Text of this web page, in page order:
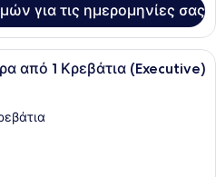
για τις ημερομηνίες σας
Family Δωμάτιο, Περισσότερα από
από 1 Κρεβάτια (Executive)